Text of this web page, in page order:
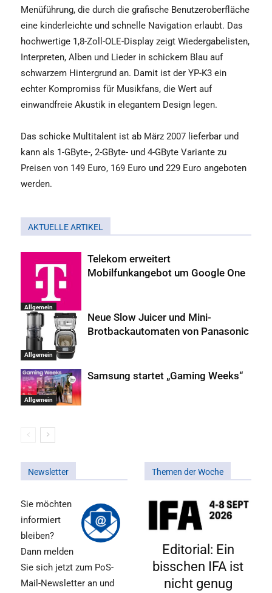
Menüführung, die durch die grafische Benutzeroberfläche
eine kinderleichte und schnelle Navigation erlaubt. Das
hochwertige 1,8-Zoll-OLE-Display zeigt Wiedergabelisten,
Interpreten, Alben und Lieder in schickem Blau auf
schwarzem Hintergrund an. Damit ist der YP-K3 ein
echter Kompromiss für Musikfans, die Wert auf
einwandfreie Akustik in elegantem Design legen.
Das schicke Multitalent ist ab März 2007 lieferbar und
kann als 1-GByte-, 2-GByte- und 4-GByte Variante zu
Preisen von 149 Euro, 169 Euro und 229 Euro angeboten
werden.
AKTUELLE ARTIKEL
Allgemein
Telekom erweitert
Mobilfunkangebot um Google One
Allgemein
Neue Slow Juicer und Mini-
Brotbackautomaten von Panasonic
Allgemein
Samsung startet „Gaming Weeks“
Newsletter
Sie möchten
informiert
bleiben?
Dann melden
Sie sich jetzt zum PoS-
Mail-Newsletter an und
Themen der Woche
Editorial: Ein
bisschen IFA ist
nicht genug